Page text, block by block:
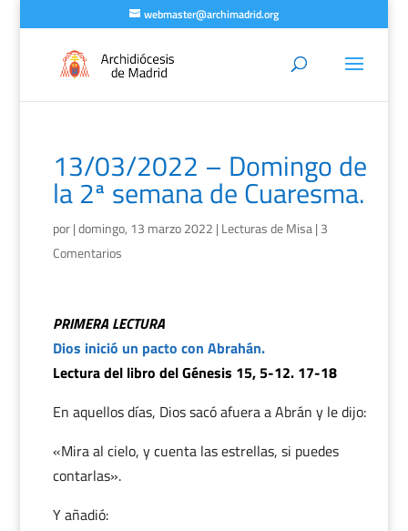
webmaster@archimadrid.org
13/03/2022 – Domingo de
la 2ª semana de Cuaresma.
por|domingo, 13 marzo 2022 | Lecturas de Misa| 3
Comentarios
PRIMERA LECTURA
Dios inició un pacto con Abrahán.
Lectura del libro del Génesis 15, 5-12. 17-18
En aquellos días, Dios sacó afuera a Abrán y le dijo:
«Mira al cielo, y cuenta las estrellas, si puedes
contarlas».
Y añadió: